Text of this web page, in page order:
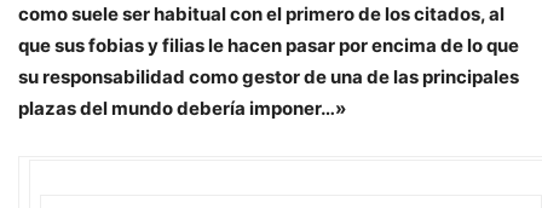
como suele ser habitual con el primero de los citados, al
que sus fobias y filias le hacen pasar por encima de lo que
su responsabilidad como gestor de una de las principales
plazas del mundo debería imponer…»